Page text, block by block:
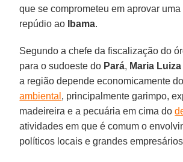
que se comprometeu em aprovar
repúdio ao
Ibama.
Segundo a chefe da fiscalização do
para o sudoeste do Pará, Maria
a região depende economicamente
ambiental , principalmente garimpo,
madeireira e a pecuária em cima do
atividades em que é comum o
políticos locais e grandes